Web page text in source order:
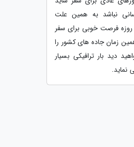
نباشد به همین علت
فرصت خوبی برای سفر
زمان جاده های کشور را
دید بار ترافیکی بسیار
نماید.